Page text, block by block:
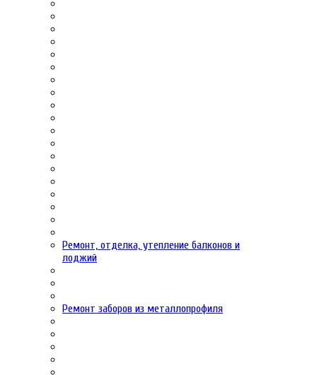
Ремонт, отделка, утепление балконов и
лоджий
Ремонт заборов из металлопрофиля